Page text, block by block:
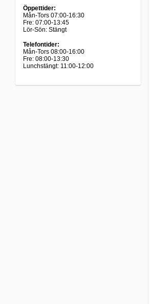
Öppettider:
Mån-Tors 07:00-16:30
Fre: 07:00-13:45
Lör-Sön: Stängt
Telefontider:
Mån-Tors 08:00-16:00
Fre: 08:00-13:30
Lunchstängt: 11:00-12:00